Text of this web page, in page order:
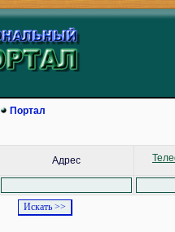
Портал
Адрес